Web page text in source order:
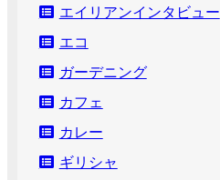
エイリアンインタビュー
エコ
ガーデニング
カフェ
カレー
ギリシャ